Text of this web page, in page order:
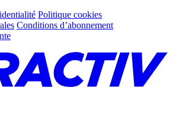
Politique cookies
Conditions d’abonnement